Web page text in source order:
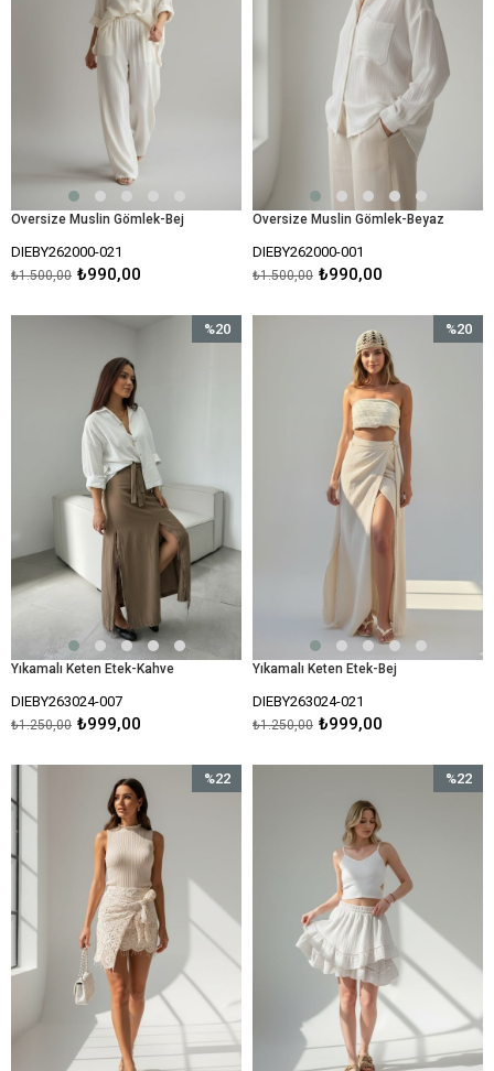
Oversize Muslin Gömlek-Bej
DIEBY262000-021
₺990,00
₺1.500,00
Oversize Muslin Gömlek-Beyaz
DIEBY262000-001
₺990,00
₺1.500,00
Yıkamalı Keten Etek-Kahve
DIEBY263024-007
₺999,00
₺1.250,00
%20
Yıkamalı Keten Etek-Bej
DIEBY263024-021
₺999,00
₺1.250,00
%20
%22
%22